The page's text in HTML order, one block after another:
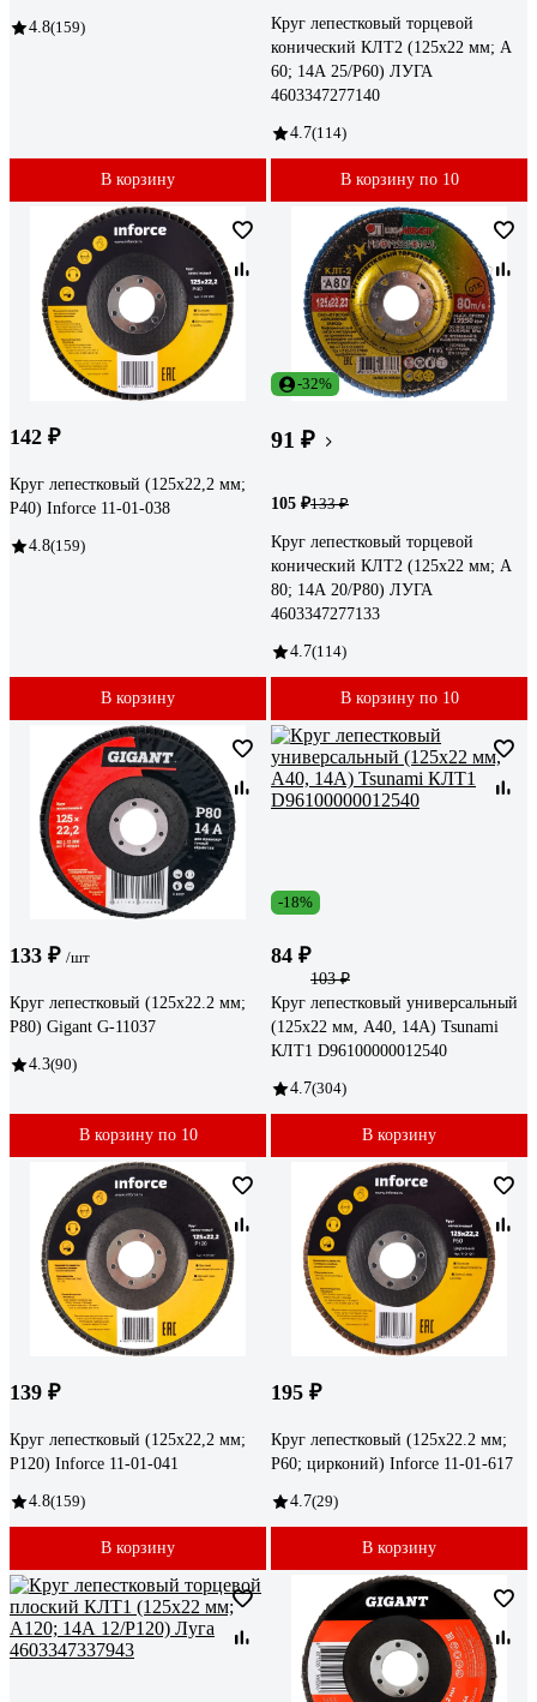
4.8(159)
В корзину
Круг лепестковый торцевой
конический КЛТ2 (125х22 мм; А
60; 14А 25/Р60) ЛУГА
4603347277140
4.7(114)
В корзину по 10
142 ₽
Круг лепестковый (125х22,2 мм;
P40) Inforce 11-01-038
4.8(159)
В корзину
-32%
91 ₽
105 ₽133 ₽
Круг лепестковый торцевой
конический КЛТ2 (125х22 мм; А
80; 14А 20/Р80) ЛУГА
4603347277133
4.7(114)
В корзину по 10
133 ₽ /шт
Круг лепестковый (125x22.2 мм;
P80) Gigant G-11037
4.3(90)
В корзину по 10
-18%
84 ₽
103 ₽
Круг лепестковый универсальный
(125х22 мм, А40, 14А) Tsunami
КЛТ1 D96100000012540
4.7(304)
В корзину
139 ₽
Круг лепестковый (125х22,2 мм;
P120) Inforce 11-01-041
4.8(159)
В корзину
195 ₽
Круг лепестковый (125x22.2 мм;
P60; цирконий) Inforce 11-01-617
4.7(29)
В корзину